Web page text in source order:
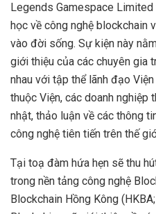
Legends Gamespace
học về công nghệ blockchain
vào đời sống. Sự kiện này
giới thiệu của các chuyên gia
nhau với tập thể lãnh đạo
thuộc Viện, các doanh nghiệp
nhật, thảo luận về các thông
công nghệ tiên tiến trên thế
Tại toạ đàm hứa hẹn sẽ thu
trong nền tảng công nghệ
Blockchain Hồng Kông